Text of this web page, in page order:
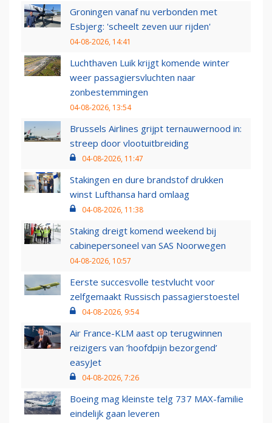
Groningen vanaf nu verbonden met
Esbjerg: 'scheelt zeven uur rijden'
04-08-2026, 14:41
Luchthaven Luik krijgt komende winter
weer passagiersvluchten naar
zonbestemmingen
04-08-2026, 13:54
Brussels Airlines grijpt ternauwernood in:
streep door vlootuitbreiding
04-08-2026, 11:47
Stakingen en dure brandstof drukken
winst Lufthansa hard omlaag
04-08-2026, 11:38
Staking dreigt komend weekend bij
cabinepersoneel van SAS Noorwegen
04-08-2026, 10:57
Eerste succesvolle testvlucht voor
zelfgemaakt Russisch passagierstoestel
04-08-2026, 9:54
Air France-KLM aast op terugwinnen
reizigers van ‘hoofdpijn bezorgend’
easyJet
04-08-2026, 7:26
Boeing mag kleinste telg 737 MAX-familie
eindelijk gaan leveren